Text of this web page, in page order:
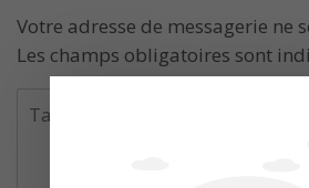
Votre adresse de messagerie ne
Les champs obligatoires sont